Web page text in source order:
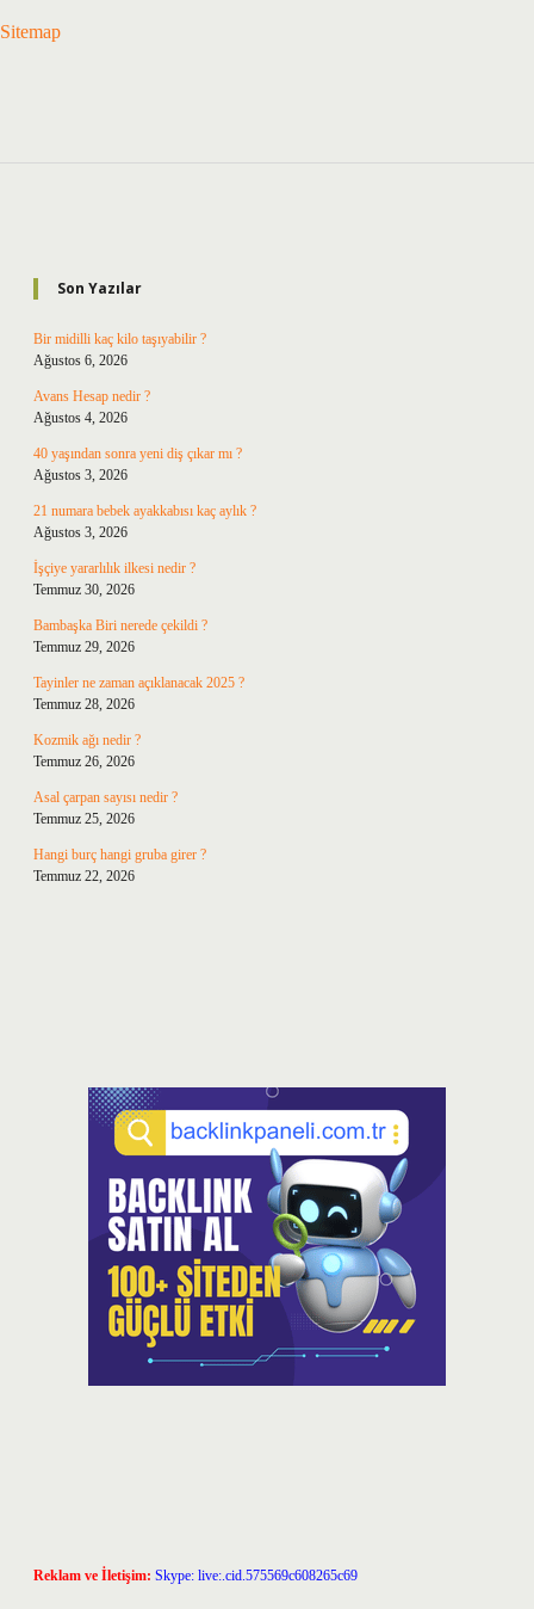
Sitemap
Son Yazılar
Bir midilli kaç kilo taşıyabilir ?
Ağustos 6, 2026
Avans Hesap nedir ?
Ağustos 4, 2026
40 yaşından sonra yeni diş çıkar mı ?
Ağustos 3, 2026
21 numara bebek ayakkabısı kaç aylık ?
Ağustos 3, 2026
İşçiye yararlılık ilkesi nedir ?
Temmuz 30, 2026
Bambaşka Biri nerede çekildi ?
Temmuz 29, 2026
Tayinler ne zaman açıklanacak 2025 ?
Temmuz 28, 2026
Kozmik ağı nedir ?
Temmuz 26, 2026
Asal çarpan sayısı nedir ?
Temmuz 25, 2026
Hangi burç hangi gruba girer ?
Temmuz 22, 2026
Reklam ve İletişim: Skype: live:.cid.575569c608265c69